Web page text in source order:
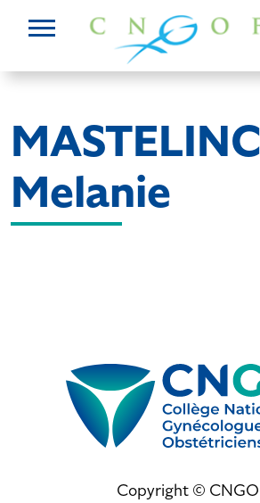
Melanie
Copyright ©